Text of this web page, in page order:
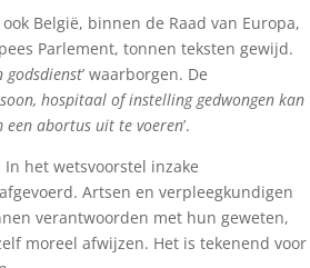
België, binnen de Raad van Europa,
Parlement, tonnen teksten gewijd.
godsdienst’ waarborgen. De
hospitaal of instelling gedwongen kan
een abortus uit te voeren’.
het wetsvoorstel inzake
Artsen en verpleegkundigen
verantwoorden met hun geweten,
moreel afwijzen. Het is tekenend voor